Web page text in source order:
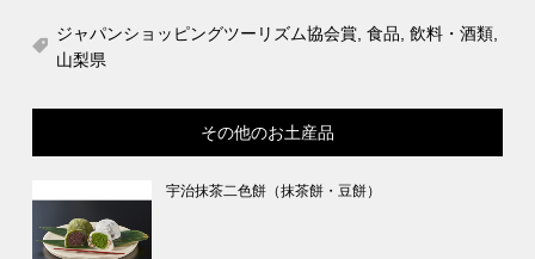
ジャパンショッピングツーリズム協会賞,食品,飲料・酒類,
山梨県
その他のお土産品
宇治抹茶二色餅（抹茶餅・豆餅）